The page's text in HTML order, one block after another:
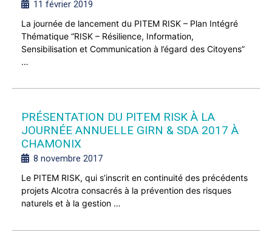
11 février 2019
La journée de lancement du PITEM RISK – Plan Intégré
Thématique “RISK – Résilience, Information,
Sensibilisation et Communication à l’égard des Citoyens”
…
PRÉSENTATION DU PITEM RISK À LA
JOURNÉE ANNUELLE GIRN & SDA 2017 À
CHAMONIX
8 novembre 2017
Le PITEM RISK, qui s’inscrit en continuité des précédents
projets Alcotra consacrés à la prévention des risques
naturels et à la gestion …